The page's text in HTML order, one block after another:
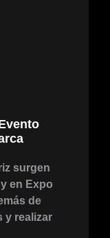
surgen
en Expo
de
y realizar